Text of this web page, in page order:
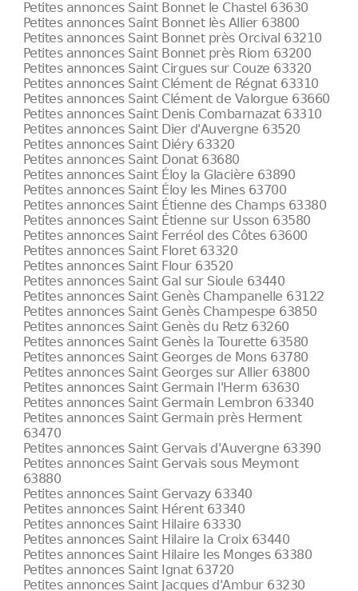
Petites annonces Saint Bonnet le Chastel 63630
Petites annonces Saint Bonnet lès Allier 63800
Petites annonces Saint Bonnet près Orcival 63210
Petites annonces Saint Bonnet près Riom 63200
Petites annonces Saint Cirgues sur Couze 63320
Petites annonces Saint Clément de Régnat 63310
Petites annonces Saint Clément de Valorgue 63660
Petites annonces Saint Denis Combarnazat 63310
Petites annonces Saint Dier d'Auvergne 63520
Petites annonces Saint Diéry 63320
Petites annonces Saint Donat 63680
Petites annonces Saint Éloy la Glacière 63890
Petites annonces Saint Éloy les Mines 63700
Petites annonces Saint Étienne des Champs 63380
Petites annonces Saint Étienne sur Usson 63580
Petites annonces Saint Ferréol des Côtes 63600
Petites annonces Saint Floret 63320
Petites annonces Saint Flour 63520
Petites annonces Saint Gal sur Sioule 63440
Petites annonces Saint Genès Champanelle 63122
Petites annonces Saint Genès Champespe 63850
Petites annonces Saint Genès du Retz 63260
Petites annonces Saint Genès la Tourette 63580
Petites annonces Saint Georges de Mons 63780
Petites annonces Saint Georges sur Allier 63800
Petites annonces Saint Germain l'Herm 63630
Petites annonces Saint Germain Lembron 63340
Petites annonces Saint Germain près Herment
63470
Petites annonces Saint Gervais d'Auvergne 63390
Petites annonces Saint Gervais sous Meymont
63880
Petites annonces Saint Gervazy 63340
Petites annonces Saint Hérent 63340
Petites annonces Saint Hilaire 63330
Petites annonces Saint Hilaire la Croix 63440
Petites annonces Saint Hilaire les Monges 63380
Petites annonces Saint Ignat 63720
Petites annonces Saint Jacques d'Ambur 63230